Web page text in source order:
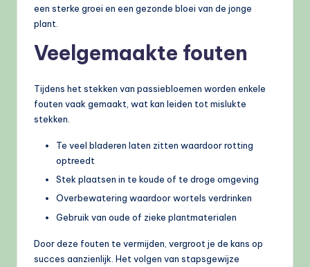
een sterke groei en een gezonde bloei van de jonge
plant.
Veelgemaakte fouten
Tijdens het stekken van passiebloemen worden enkele
fouten vaak gemaakt, wat kan leiden tot mislukte
stekken.
Te veel bladeren laten zitten waardoor rotting
optreedt
Stek plaatsen in te koude of te droge omgeving
Overbewatering waardoor wortels verdrinken
Gebruik van oude of zieke plantmaterialen
Door deze fouten te vermijden, vergroot je de kans op
succes aanzienlijk. Het volgen van stapsgewijze